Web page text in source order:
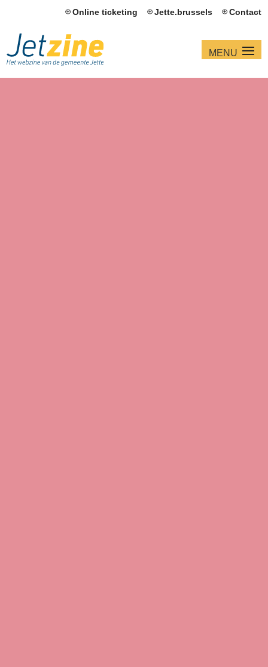
Online ticketing Jette.brussels Contact